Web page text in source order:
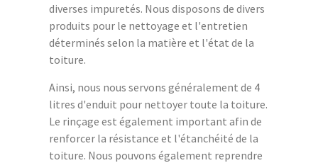
diverses impuretés. Nous disposons de divers
produits pour le nettoyage et l'entretien
déterminés selon la matière et l'état de la
toiture.
Ainsi, nous nous servons généralement de 4
litres d'enduit pour nettoyer toute la toiture.
Le rinçage est également important afin de
renforcer la résistance et l'étanchéité de la
toiture. Nous pouvons également reprendre